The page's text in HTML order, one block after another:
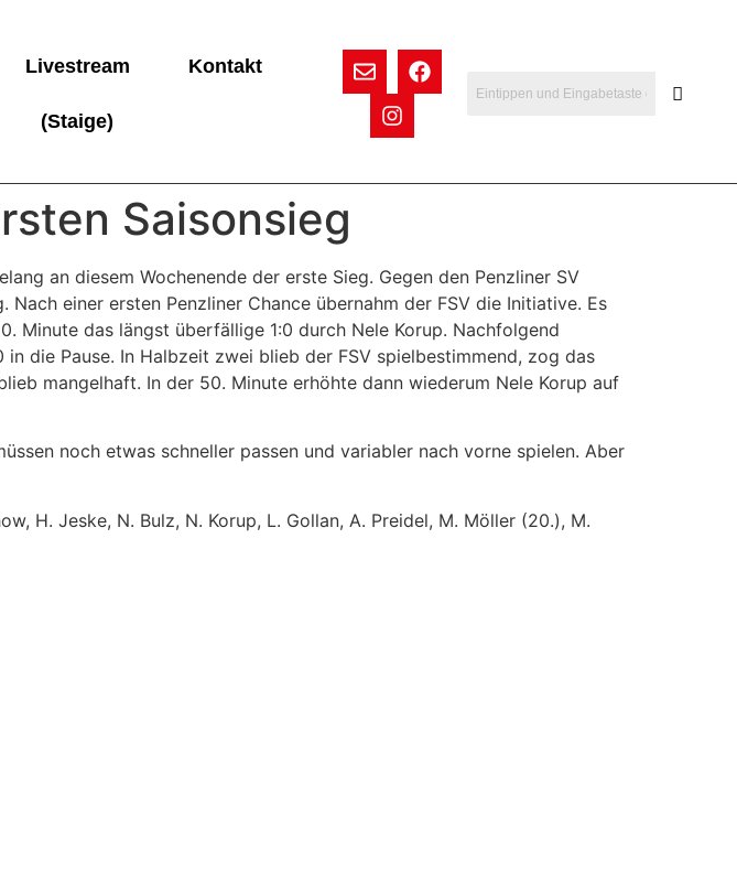
Livestream
(Staige)
Kontakt
Saisonsieg
an diesem Wochenende der erste Sieg. Gegen den Penzliner SV
einer ersten Penzliner Chance übernahm der FSV die Initiative. Es
Minute das längst überfällige 1:0 durch Nele Korup. Nachfolgend
die Pause. In Halbzeit zwei blieb der FSV spielbestimmend, zog das
mangelhaft. In der 50. Minute erhöhte dann wiederum Nele Korup auf
noch etwas schneller passen und variabler nach vorne spielen. Aber
H. Jeske, N. Bulz, N. Korup, L. Gollan, A. Preidel, M. Möller (20.), M.